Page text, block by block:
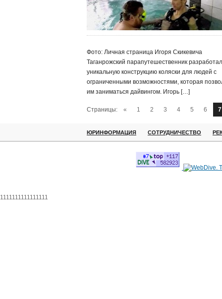
Фото: Личная страница Игоря Скикевича
Таганрожский парапутешественник разработал
уникальную конструкцию коляски для людей с
ограниченными возможностями, которая
им заниматься дайвингом. Игорь […]
Страницы: « 1 2 3 4 5 6 7
ЮРИНФОРМАЦИЯ СОТРУДНИЧЕСТВО
1111111111111111